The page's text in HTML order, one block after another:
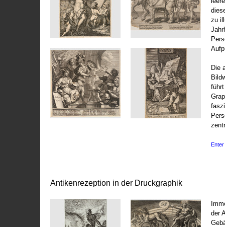
zu
Die
Enter
Antikenrezeption in der Druckgraphik
der